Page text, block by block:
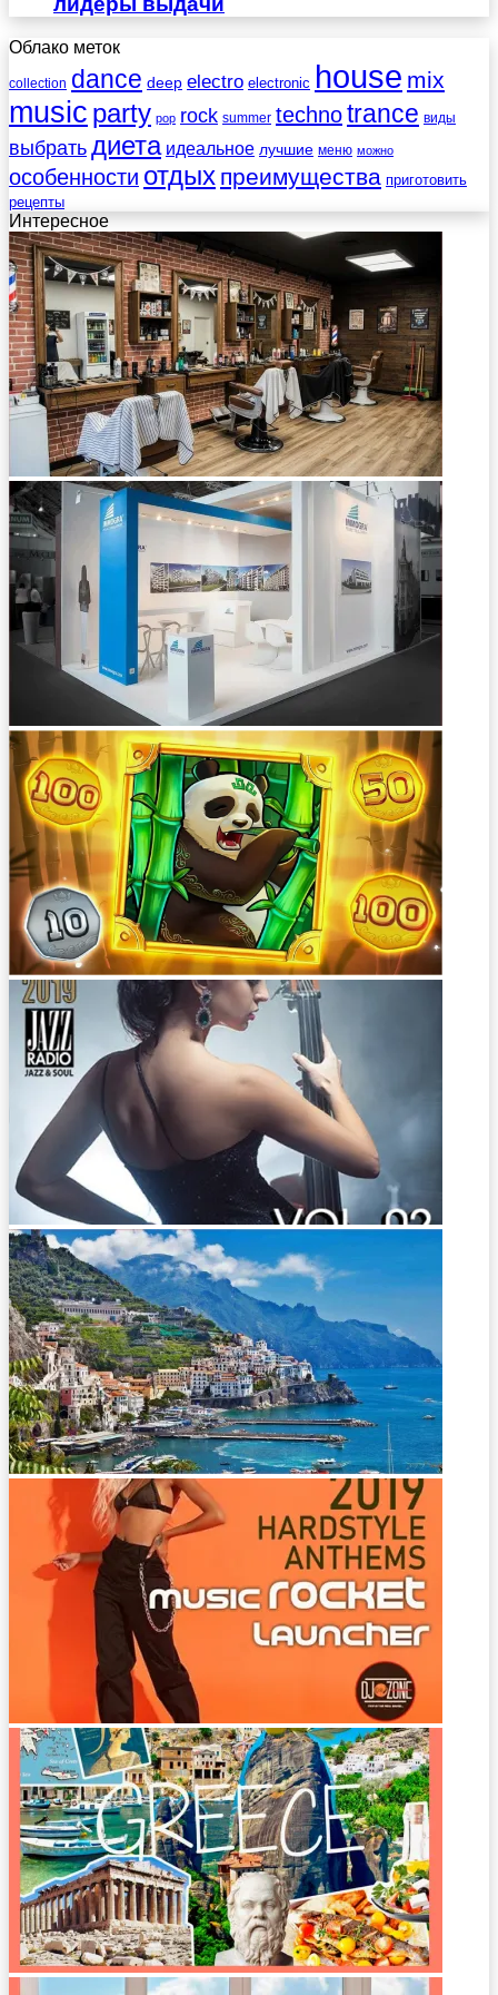
Облако меток
collection dance deep electro electronic house mix
music party pop rock summer technotrance виды
выбратьдиета идеальное лучшие меню можно
особенности отдых преимущества приготовить
рецепты
Интересное